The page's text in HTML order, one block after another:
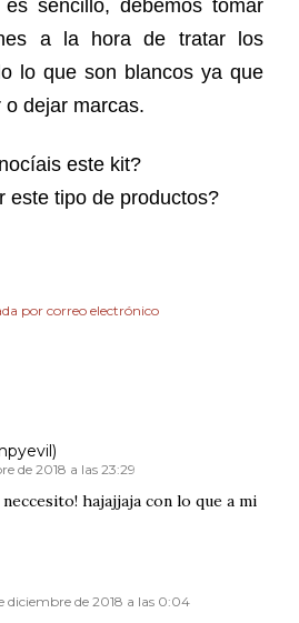
sencillo, debemos tomar
a la hora de tratar los
lo que son blancos ya que
dejar marcas.
este kit?
este tipo de productos?
por correo electrónico
de 2018 a las 23:29
hajajjaja con lo que a mi
diciembre de 2018 a las 0:04